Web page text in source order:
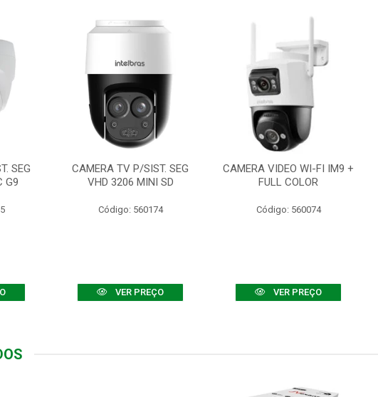
SEG
G9
CAMERA TV P/SIST. SEG
VHD 3206 MINI SD
Código: 560174
VER PREÇO
CAMERA VIDEO WI-FI IM9 +
FULL COLOR
Código: 560074
VER PREÇO